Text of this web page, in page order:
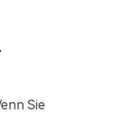
Sie